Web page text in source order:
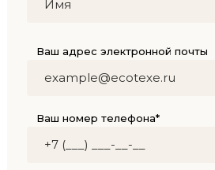
Ваш адрес электронной почты
Ваш номер телефона*